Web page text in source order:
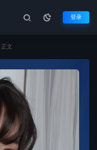
登录
正文